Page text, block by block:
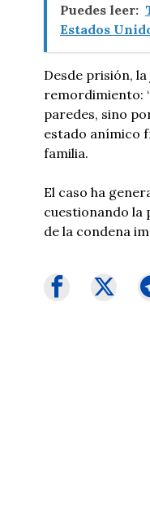
Puedes leer:
Estados
Desde prisión,
remordimiento:
paredes, sino
estado anímico
familia.
El caso ha
cuestionando la
de la condena